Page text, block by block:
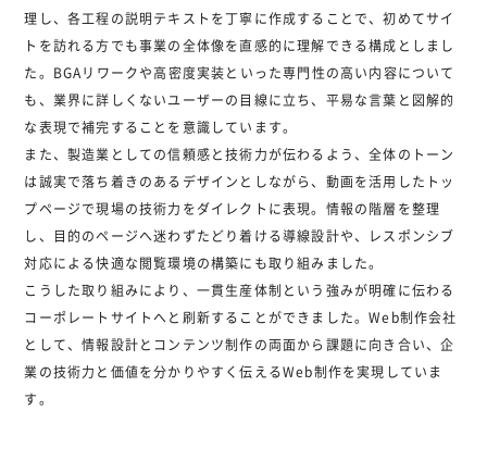
理し、各工程の説明テキストを丁寧に作成することで、初めてサイ
トを訪れる方でも事業の全体像を直感的に理解できる構成としまし
た。BGAリワークや高密度実装といった専門性の高い内容について
も、業界に詳しくないユーザーの目線に立ち、平易な言葉と図解的
な表現で補完することを意識しています。
また、製造業としての信頼感と技術力が伝わるよう、全体のトーン
は誠実で落ち着きのあるデザインとしながら、動画を活用したトッ
プページで現場の技術力をダイレクトに表現。情報の階層を整理
し、目的のページへ迷わずたどり着ける導線設計や、レスポンシブ
対応による快適な閲覧環境の構築にも取り組みました。
こうした取り組みにより、一貫生産体制という強みが明確に伝わる
コーポレートサイトへと刷新することができました。Web制作会社
として、情報設計とコンテンツ制作の両面から課題に向き合い、企
業の技術力と価値を分かりやすく伝えるWeb制作を実現していま
す。